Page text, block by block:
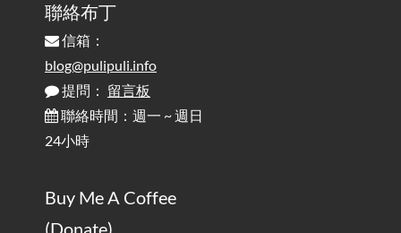
實作相容OpenAI API，但背後不是OpenAI的API服
務 / Implementing OpenAI API-Compatible Services, But Not
Powered by OpenAI
雜談：生活小技巧之用魔鬼氈避免機車鑰匙脫落吧
/ Talk: Use Velcro to Prevent Your Motorcycle Key From Falling
Home Is More Than Just an Ad Blocker
聯絡布丁
信箱：
blog@pulipuli.info
提問： 留言板
聯絡時間：週一 ~ 週日
24小時
Buy Me A Coffee
(Donate)